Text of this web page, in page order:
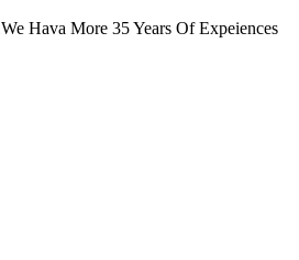
We Hava More 35 Years Of Expeiences